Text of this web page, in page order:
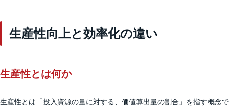
生産性向上と効率化の違い
生産性とは何か
生産性とは「投入資源の量に対する、価値算出量の割合」を指す概念で